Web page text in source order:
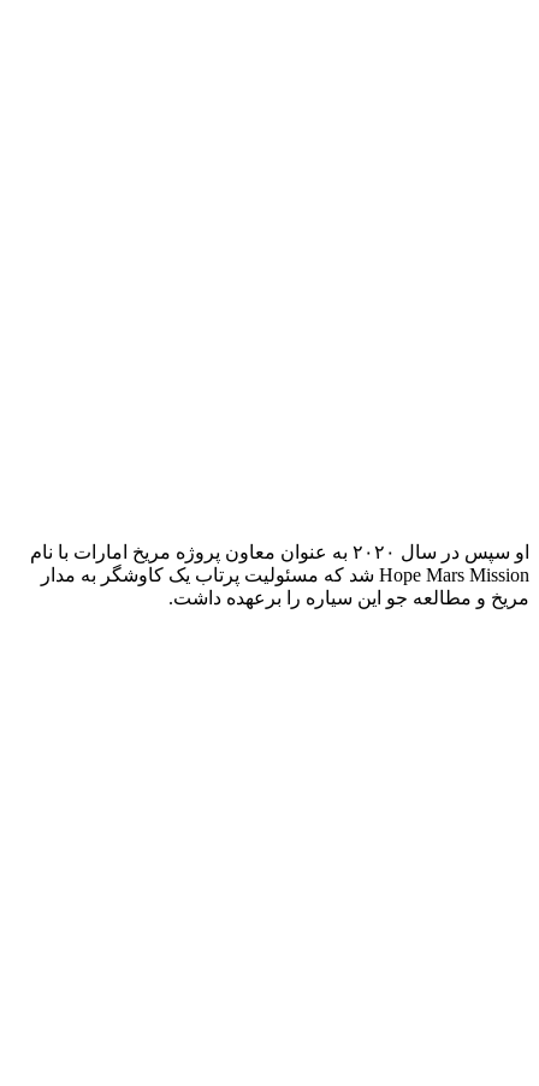
او سپس در سال ۲۰۲۰ به عنوان معاون پروژه مریخ امارات با نام
Hope Mars Mission شد که مسئولیت پرتاب یک کاوشگر به مدار
مریخ و مطالعه جو این سیاره را برعهده داشت.